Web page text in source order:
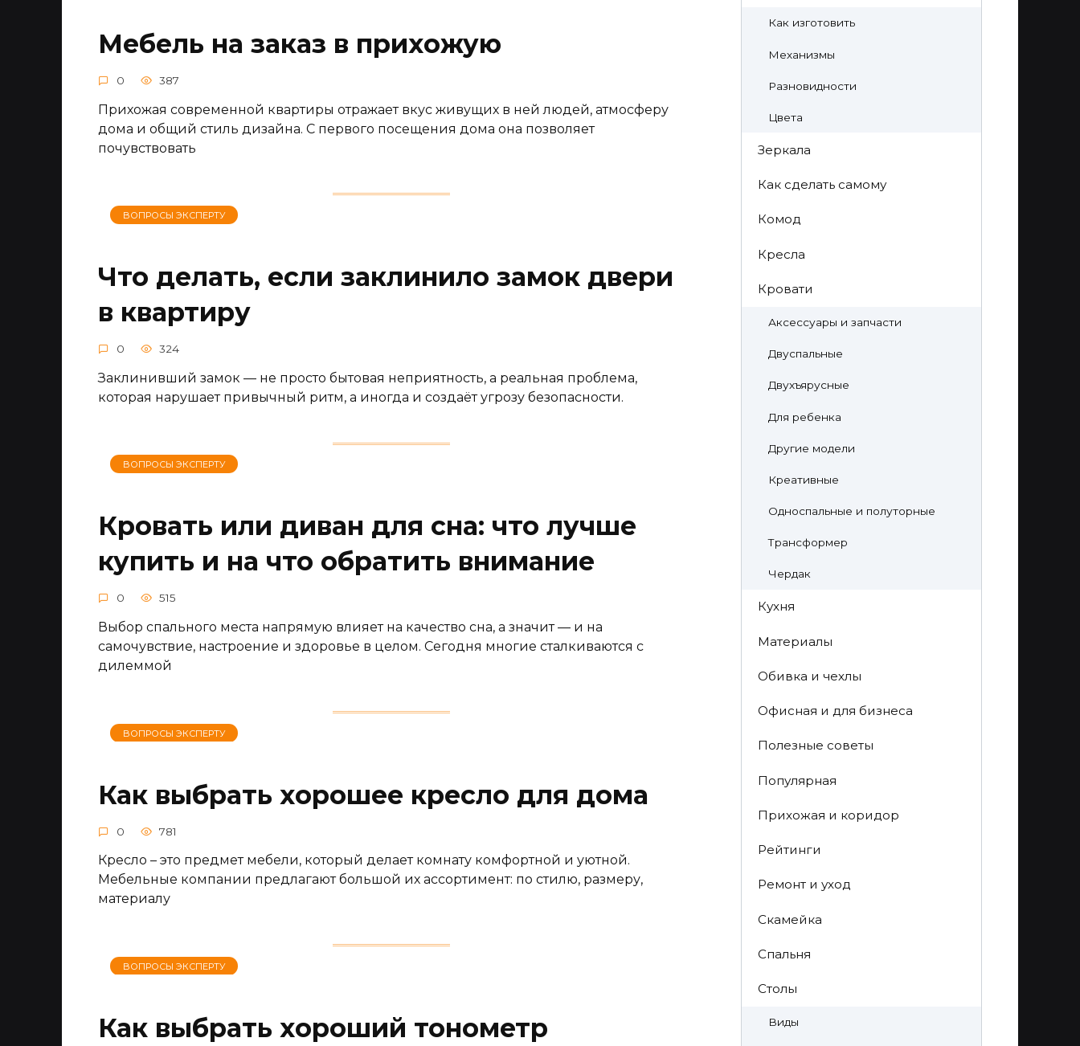
Мебель на заказ в прихожую
0 387
Прихожая современной квартиры отражает вкус живущих в ней людей, атмосферу
дома и общий стиль дизайна. С первого посещения дома она позволяет
почувствовать
ВОПРОСЫ ЭКСПЕРТУ
Что делать, если заклинило замок двери
в квартиру
0 324
Заклинивший замок — не просто бытовая неприятность, а реальная проблема,
которая нарушает привычный ритм, а иногда и создаёт угрозу безопасности.
ВОПРОСЫ ЭКСПЕРТУ
Кровать или диван для сна: что лучше
купить и на что обратить внимание
0 515
Выбор спального места напрямую влияет на качество сна, а значит — и на
самочувствие, настроение и здоровье в целом. Сегодня многие сталкиваются с
дилеммой
ВОПРОСЫ ЭКСПЕРТУ
Как выбрать хорошее кресло для дома
0 781
Кресло – это предмет мебели, который делает комнату комфортной и уютной.
Мебельные компании предлагают большой их ассортимент: по стилю, размеру,
материалу
ВОПРОСЫ ЭКСПЕРТУ
Как выбрать хороший тонометр
Как изготовить
Механизмы
Разновидности
Цвета
Зеркала
Как сделать самому
Комод
Кресла
Кровати
Аксессуары и запчасти
Двуспальные
Двухъярусные
Для ребенка
Другие модели
Креативные
Односпальные и полуторные
Трансформер
Чердак
Кухня
Материалы
Обивка и чехлы
Офисная и для бизнеса
Полезные советы
Популярная
Прихожая и коридор
Рейтинги
Ремонт и уход
Скамейка
Спальня
Столы
Виды